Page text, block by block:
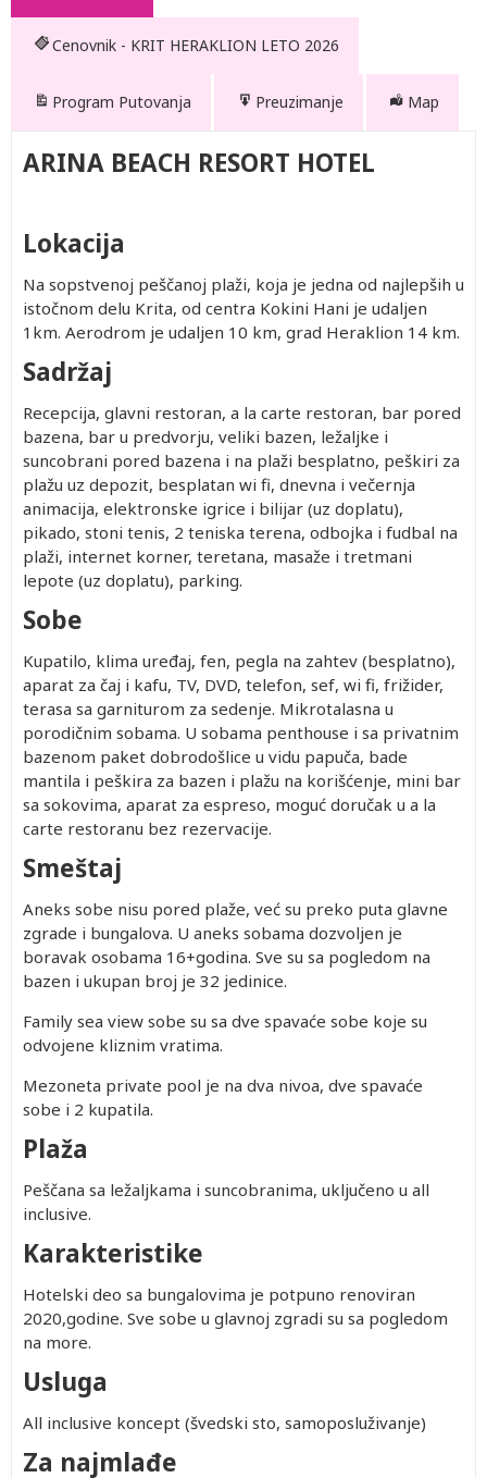
Cenovnik - KRIT HERAKLION LETO 2026
Program Putovanja Preuzimanje Map
ARINA BEACH RESORT HOTEL
Lokacija
Na sopstvenoj peščanoj plaži, koja je jedna od najlepših u
istočnom delu Krita, od centra Kokini Hani je udaljen
1km. Aerodrom je udaljen 10 km, grad Heraklion 14 km.
Sadržaj
Recepcija, glavni restoran, a la carte restoran, bar pored
bazena, bar u predvorju, veliki bazen, ležaljke i
suncobrani pored bazena i na plaži besplatno, peškiri za
plažu uz depozit, besplatan wi fi, dnevna i večernja
animacija, elektronske igrice i bilijar (uz doplatu),
pikado, stoni tenis, 2 teniska terena, odbojka i fudbal na
plaži, internet korner, teretana, masaže i tretmani
lepote (uz doplatu), parking.
Sobe
Kupatilo, klima uređaj, fen, pegla na zahtev (besplatno),
aparat za čaj i kafu, TV, DVD, telefon, sef, wi fi, frižider,
terasa sa garniturom za sedenje. Mikrotalasna u
porodičnim sobama. U sobama penthouse i sa privatnim
bazenom paket dobrodošlice u vidu papuča, bade
mantila i peškira za bazen i plažu na korišćenje, mini bar
sa sokovima, aparat za espreso, moguć doručak u a la
carte restoranu bez rezervacije.
Smeštaj
Aneks sobe nisu pored plaže, već su preko puta glavne
zgrade i bungalova. U aneks sobama dozvoljen je
boravak osobama 16+godina. Sve su sa pogledom na
bazen i ukupan broj je 32 jedinice.
Family sea view sobe su sa dve spavaće sobe koje su
odvojene kliznim vratima.
Mezoneta private pool je na dva nivoa, dve spavaće
sobe i 2 kupatila.
Plaža
Peščana sa ležaljkama i suncobranima, uključeno u all
inclusive.
Karakteristike
Hotelski deo sa bungalovima je potpuno renoviran
2020,godine. Sve sobe u glavnoj zgradi su sa pogledom
na more.
Usluga
All inclusive koncept (švedski sto, samoposluživanje)
Za najmlađe
Prvo
1.99
god.
Prvo
dete 2-
12.99
god.
290.00
290.00
290.00
290.00
Po
u
sobi
Prvo
dete 0-
1.99
god.
Besplatno
Besplatno
Besplatno
Besplatno
Prvo
dete 2-
12.99
god.
290.00
290.00
290.00
290.00
Drugo
dete 2-
12.99
god.
(Prvo
dete 2-
12.99)
290.00
290.00
290.00
290.00
Po
osobi u
četvorokrevetnoj
sobi
2,157.00
2,128.00
1,786.00
1,622.00
Prvo
dete 0-
1.99
god.
Besplatno
Besplatno
Besplatno
Besplatno
Prvo
dete 2-
12.99
god.
290.00
290.00
290.00
Prvo
dete 0-
1.99
god.
Prvo
dete 2-
12.99
290.00
290.00
290.00